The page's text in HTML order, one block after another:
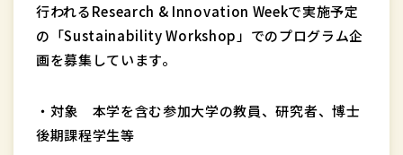
行われるResearch & Innovation Weekで実施予定
の「Sustainability Workshop」でのプログラム企
画を募集しています。
・対象 本学を含む参加大学の教員、研究者、博士
後期課程学生等